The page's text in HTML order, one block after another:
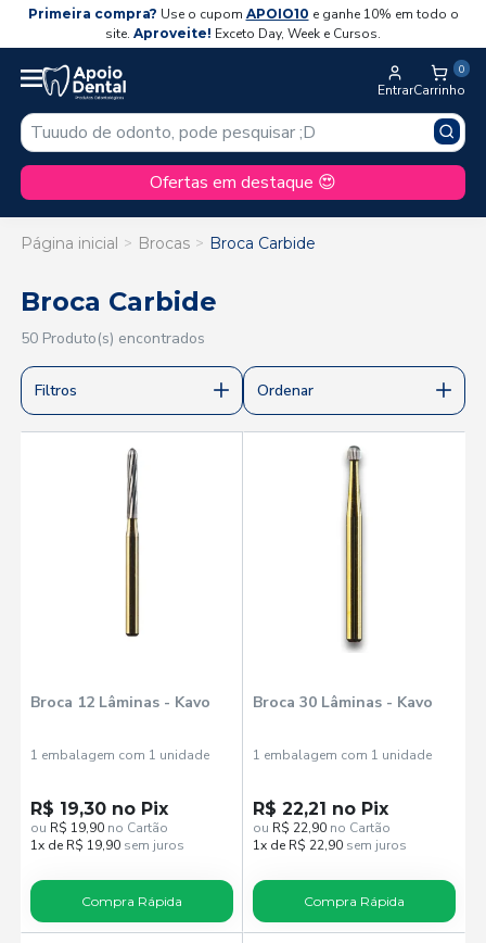
Primeira compra? Use o cupom APOIO10 e ganhe 10% em todo o
site. Aproveite! Exceto Day, Week e Cursos.
Entrar
0
Carrinho
Ofertas em destaque 😍
Página inicial Brocas Broca Carbide
Broca Carbide
50 Produto(s) encontrados
Filtros Ordenar
Broca 12 Lâminas - Kavo
1 embalagem com 1 unidade
R$ 19,30 no Pix
ou R$ 19,90 no Cartão
1x de R$ 19,90 sem juros
Compra Rápida
Broca 30 Lâminas - Kavo
1 embalagem com 1 unidade
R$ 22,21 no Pix
ou R$ 22,90 no Cartão
1x de R$ 22,90 sem juros
Compra Rápida